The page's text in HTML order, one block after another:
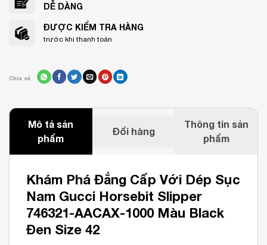
DỄ DÀNG
ĐƯỢC KIỂM TRA HÀNG
trước khi thanh toán
Chia sẻ
Mô tả sản
phẩm
Đổi hàng
Thông tin sản
phẩm
Khám Phá Đẳng Cấp Với Dép Sục
Nam Gucci Horsebit Slipper
746321-AACAX-1000 Màu Black
Đen Size 42